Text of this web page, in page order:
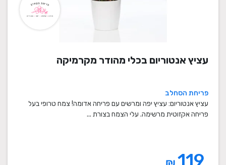
עציץ אנטוריום בכלי מהודר מקרמיקה
פריחת הסחלב
עציץ אנטוריום: עציץ יפה ומרשים עם פריחה אדומה! צמח טרופי בעל
פריחה אקזוטית מרשימה. עלי הצמח בצורת ...